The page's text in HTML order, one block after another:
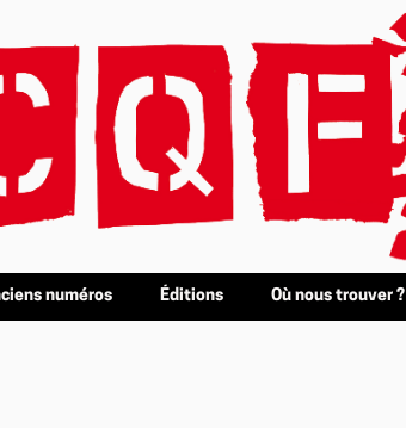
numéros Éditions Où nous trouver ?